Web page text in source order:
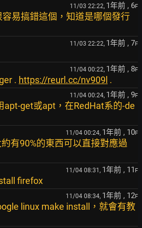
11/03 22:22, 1年前 , 6F
易搞錯這個，知道是哪個發行
11/03 22:22, 1年前 , 7F
11/04 00:22, 1年前 , 8F
. https://reurl.cc/nv909l .
11/04 00:24, 1年前 , 9F
apt-get或apt，在RedHat系的-de
11/04 00:24, 1年前 , 10F
有90%的東西可以直接對應過
11/04 08:31, 1年前 , 11 F
firefox
11/04 08:34, 1年前 , 12F
linux make install，就會有教